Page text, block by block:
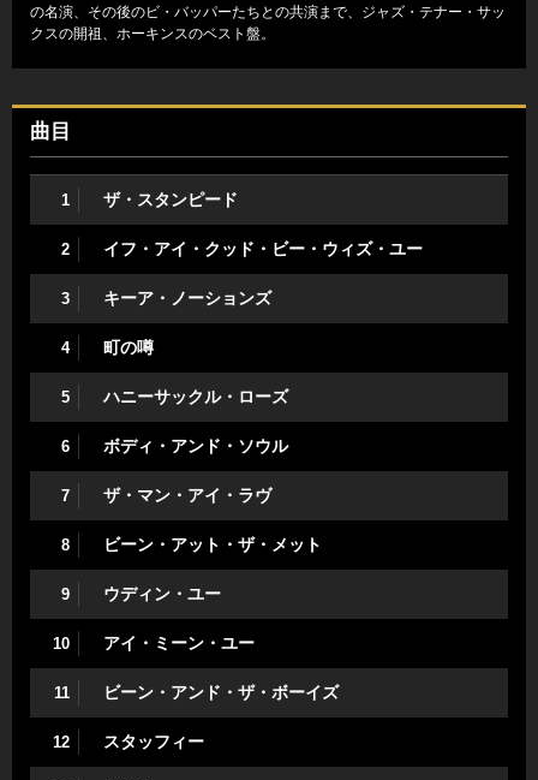
の名演、その後のビ・バッパーたちとの共演まで、ジャズ・テナー・サッ
クスの開祖、ホーキンスのベスト盤。
曲目
1 ザ・スタンピード
2 イフ・アイ・クッド・ビー・ウィズ・ユー
3 キーア・ノーションズ
4 町の噂
5 ハニーサックル・ローズ
6 ボディ・アンド・ソウル
7 ザ・マン・アイ・ラヴ
8 ビーン・アット・ザ・メット
9 ウディン・ユー
10 アイ・ミーン・ユー
11 ビーン・アンド・ザ・ボーイズ
12 スタッフィー